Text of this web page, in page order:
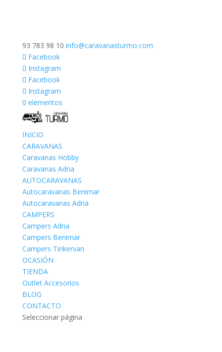
93 783 98 10 info@caravanasturmo.com
Facebook
Instagram
Facebook
Instagram
0 elementos
INICIO
CARAVANAS
Caravanas Hobby
Caravanas Adria
AUTOCARAVANAS
Autocaravanas Benimar
Autocaravanas Adria
CAMPERS
Campers Adria
Campers Benimar
Campers Tinkervan
OCASIÓN
TIENDA
Outlet Accesorios
BLOG
CONTACTO
Seleccionar página